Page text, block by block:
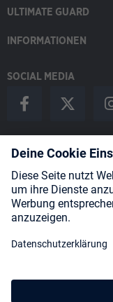
ULTIMATE GUARD
INFORMATIONEN
SOCIAL MEDIA
Payment Methods
Shipping